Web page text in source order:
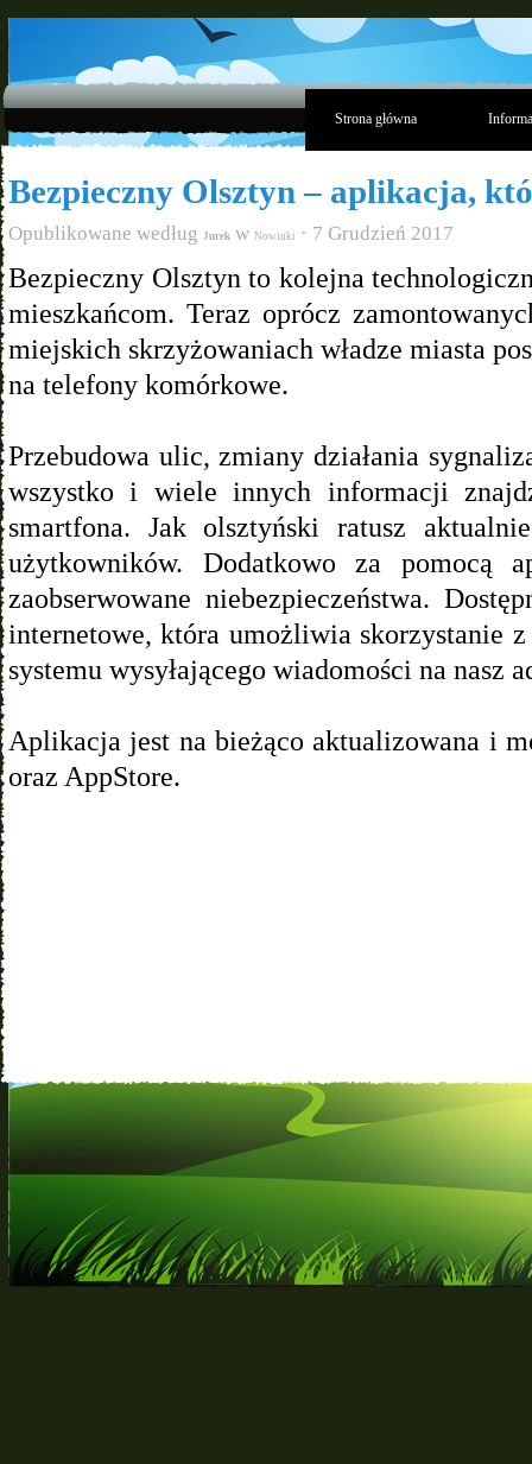
Strona główna
Bezpieczny Olsztyn – aplikacja,
Opublikowane według Jurek w Nowinki · 7 Grudzień 2017
Bezpieczny Olsztyn to kolejna
mieszkańcom. Teraz oprócz
miejskich skrzyżowaniach władze miasta
na telefony komórkowe.
Przebudowa ulic, zmiany działania
wszystko i wiele innych informacji
smartfona. Jak olsztyński ratusz
użytkowników. Dodatkowo za pomocą
zaobserwowane niebezpieczeństwa.
internetowe, która umożliwia skorzystanie
systemu wysyłającego wiadomości na nasz
Aplikacja jest na bieżąco aktualizowana i
oraz AppStore.